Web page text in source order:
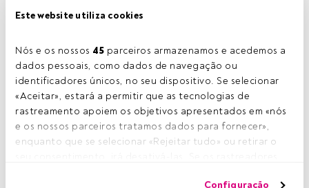
Este website utiliza cookies
Nós e os nossos 45 parceiros armazenamos e acedemos a
dados pessoais, como dados de navegação ou
identificadores únicos, no seu dispositivo. Se selecionar
«Aceitar», estará a permitir que as tecnologias de
rastreamento apoiem os objetivos apresentados em «nós
e os nossos parceiros tratamos dados para fornecer»,
enquanto que se selecionar «Rejeitar tudo» ou retirar o
Configuração
inclinados para os fundos que investem nas empresas do
Goldman Sachs India
Equity Port E Acc, gerido pela Goldman Sachs.
Fundos de ações mais subscritos nas plataformas em
fevereiro
Fundo
Gestora
Região/Sector
BlackRock Global